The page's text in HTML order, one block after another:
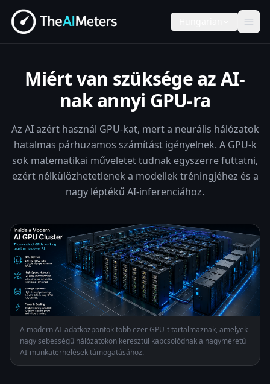
Miért van szüksége az AI-
nak annyi GPU-ra
Az AI azért használ GPU-kat, mert a neurális hálózatok
hatalmas párhuzamos számítást igényelnek. A GPU-k
sok matematikai műveletet tudnak egyszerre futtatni,
ezért nélkülözhetetlenek a modellek tréningjéhez és a
nagy léptékű AI-inferenciához.
A modern AI-adatközpontok több ezer GPU-t tartalmaznak, amelyek
nagy sebességű hálózatokon keresztül kapcsolódnak a nagyméretű
AI-munkaterhelések támogatásához.